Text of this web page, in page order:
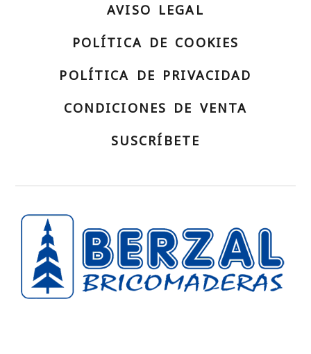
AVISO LEGAL
POLÍTICA DE COOKIES
POLÍTICA DE PRIVACIDAD
CONDICIONES DE VENTA
SUSCRÍBETE